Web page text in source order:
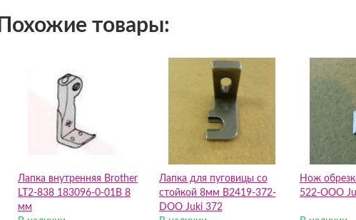
Похожие товары:
Лапка внутренняя Brother
LT2-838 183096-0-01В 8
мм
Лапка для пуговицы со
стойкой 8мм B2419-372-
DOO Juki 372
Нож
522-ООО